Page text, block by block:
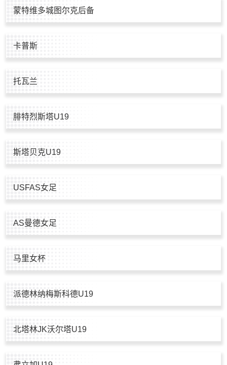
蒙特维多城图尔克后备
卡普斯
托瓦兰
腓特烈斯塔U19
斯塔贝克U19
USFAS女足
AS曼德女足
马里女杯
派德林纳梅斯科德U19
北塔林JK沃尔塔U19